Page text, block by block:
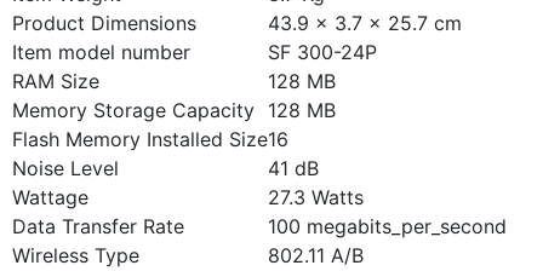
Product Dimensions
43.9 x 3.7 x 25.7 cm
Item model number
SF 300-24P
RAM Size
128 MB
Memory Storage Capacity 128 MB
Flash Memory Installed Size16
Noise Level
41 dB
Wattage
27.3 Watts
Data Transfer Rate
100 megabits_per_second
Wireless Type
802.11 A/B